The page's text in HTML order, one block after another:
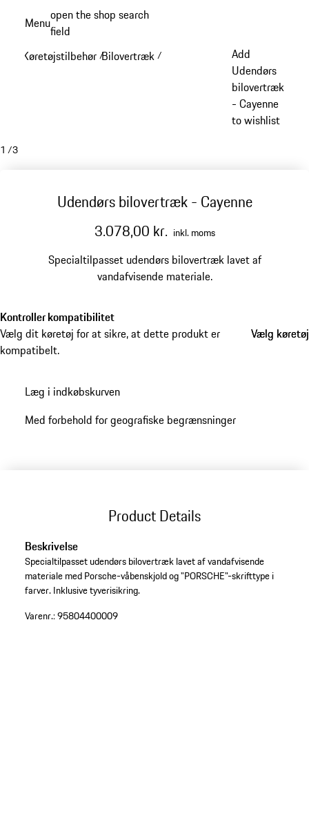
Menuopen the shop search
field
Køretøjstilbehør /Bilovertræk /
Add
Udendørs
bilovertræk
- Cayenne
to wishlist
1 /3
Udendørs bilovertræk - Cayenne
3.078,00 kr. inkl. moms
Specialtilpasset udendørs bilovertræk lavet af
vandafvisende materiale.
Kontroller kompatibilitet
Vælg dit køretøj for at sikre, at dette produkt er
kompatibelt.
Vælg køretøj
Vælg køretøj
Læg i indkøbskurven
Med forbehold for geografiske begrænsninger
Product Details
Beskrivelse
Specialtilpasset udendørs bilovertræk lavet af vandafvisende
materiale med Porsche-våbenskjold og "PORSCHE"-skrifttype i
farver. Inklusive tyverisikring.
Varenr.:95804400009